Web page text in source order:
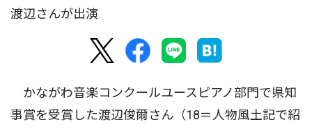
渡辺さんが出演
かながわ音楽コンクールユースピアノ部門で県知
事賞を受賞した渡辺俊爾さん（18＝人物風土記で紹